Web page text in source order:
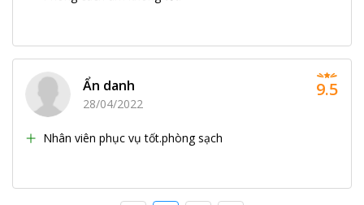
Ẩn danh
28/04/2022
Nhân viên phục vụ tốt.phòng sạch
9.5